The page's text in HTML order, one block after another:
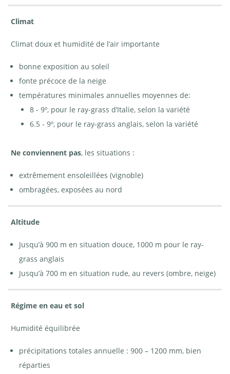
Climat
Climat doux et humidité de l’air importante
bonne exposition au soleil
fonte précoce de la neige
températures minimales annuelles moyennes de:
8 - 9º, pour le ray-grass d’Italie, selon la variété
6.5 - 9º, pour le ray-grass anglais, selon la variété
Ne conviennent pas, les situations :
extrêmement ensoleillées (vignoble)
ombragées, exposées au nord
Altitude
Jusqu’à 900 m en situation douce, 1000 m pour le ray-
grass anglais
Jusqu’à 700 m en situation rude, au revers (ombre, neige)
Régime en eau et sol
Humidité équilibrée
précipitations totales annuelle : 900 – 1200 mm, bien
réparties